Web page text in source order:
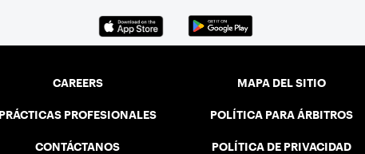
CAREERS
PRÁCTICAS PROFESIONALES
CONTÁCTANOS
MAPA DEL SITIO
POLÍTICA PARA ÁRBITROS
POLÍTICA DE PRIVACIDAD